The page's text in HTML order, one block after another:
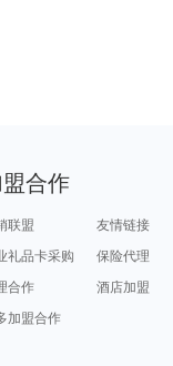
合作
联盟
友情链接
礼品卡采购
保险代理
合作
酒店加盟
加盟合作